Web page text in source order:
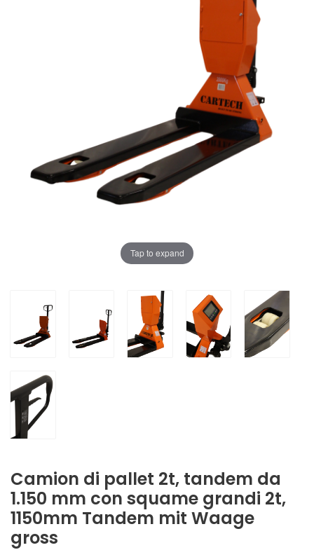
Tap to expand
Camion di pallet 2t, tandem da
1.150 mm con squame grandi 2t,
1150mm Tandem mit Waage
gross